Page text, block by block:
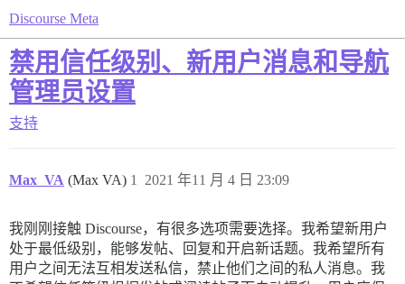
Discourse Meta
禁用信任级别、新用户消息和导航
管理员设置
支持
Max_VA (Max VA) 2021 年11 月 4 日 23:09
1
我刚刚接触 Discourse，有很多选项需要选择。我希望新用户
处于最低级别，能够发帖、回复和开启新话题。我希望所有
用户之间无法互相发送私信，禁止他们之间的私人消息。我